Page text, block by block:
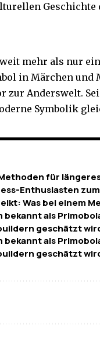
Geschichte
mehr als nur
in Märchen
zur Anderswelt.
Symbolik
für
Enthusiasten
Was bei einem
als
geschätzt
als
geschätzt